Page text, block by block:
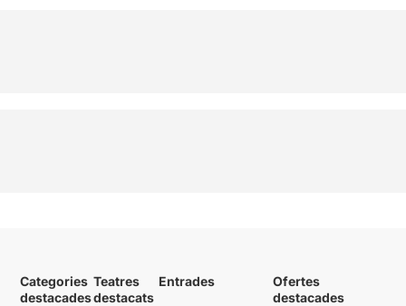
Categories
destacades
Teatres
destacats
Entrades
Ofertes
destacades